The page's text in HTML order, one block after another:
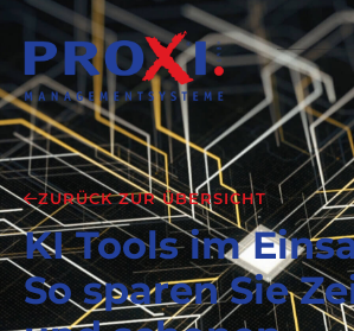
ZURÜCK ZUR ÜBERSICHT
KI Tools im
So sparen Sie